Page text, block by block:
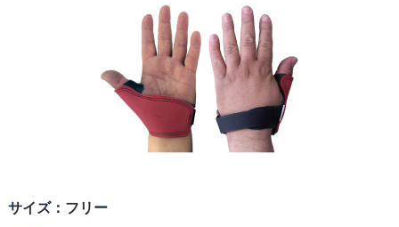
サイズ：フリー